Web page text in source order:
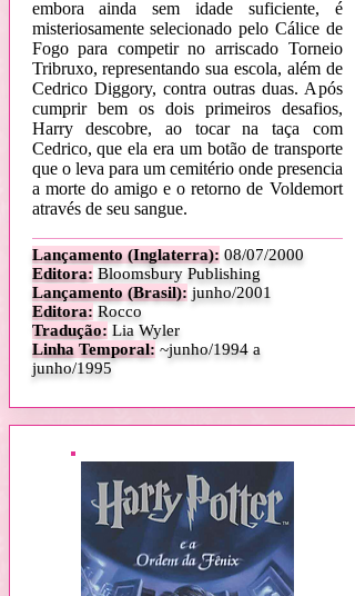
embora ainda sem idade suficiente, é
misteriosamente selecionado pelo Cálice de
Fogo para competir no arriscado Torneio
Tribruxo, representando sua escola, além de
Cedrico Diggory, contra outras duas. Após
cumprir bem os dois primeiros desafios,
Harry descobre, ao tocar na taça com
Cedrico, que ela era um botão de transporte
que o leva para um cemitério onde presencia
a morte do amigo e o retorno de Voldemort
através de seu sangue.
Lançamento (Inglaterra): 08/07/2000
Editora: Bloomsbury Publishing
Lançamento (Brasil): junho/2001
Editora: Rocco
Tradução: Lia Wyler
Linha Temporal: ~junho/1994 a
junho/1995